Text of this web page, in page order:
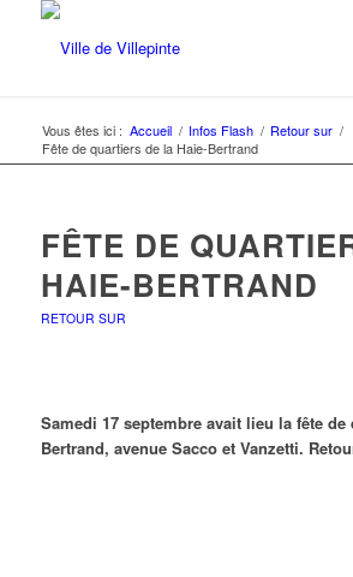
Vous êtes ici : Accueil / Infos Flash / Retour sur /
Fête de quartiers de la Haie-Bertrand
FÊTE DE
HAIE-BERTRAND
RETOUR SUR
Samedi 17 septembre avait lieu la fête de
Bertrand, avenue Sacco et Vanzetti.